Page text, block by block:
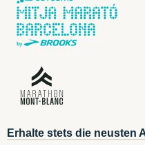
Erhalte stets die neusten